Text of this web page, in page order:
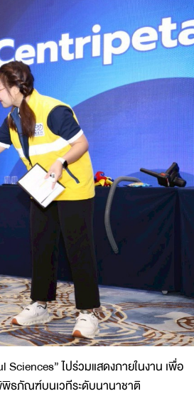
ไปร่วมแสดงภายในงาน เพื่อ
ธภัณฑ์บนเวทีระดับนานาชาติ